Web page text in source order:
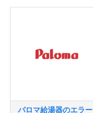
パロマ給湯器のエラー